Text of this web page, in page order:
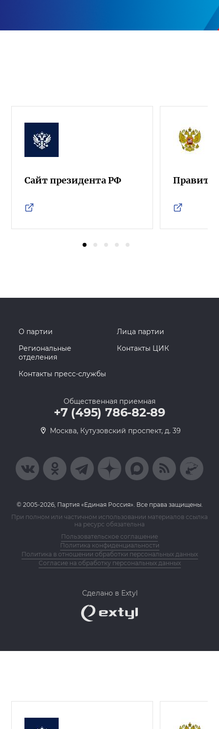
Сайт президента РФ
О партии
Лица партии
Региональные
отделения
Контакты ЦИК
Контакты пресс-службы
Общественная приемная
+7 (495) 786-82-89
Москва, Кутузовский проспект, д. 39
© 2005-2026, Партия «Единая Россия». Все права защищены.
При полном или частичном использовании материалов ссылка
на ресурс обязательна
Пользовательское соглашение
Политика конфиденциальности
Политика в отношении обработки персональных данных
Согласие на обработку персональных данных
Сделано в Extyl